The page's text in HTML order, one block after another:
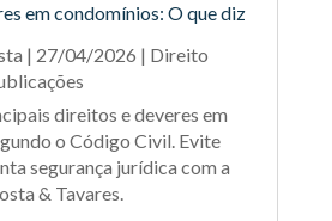
em condomínios: O que diz
| 27/04/2026 | Direito
direitos e deveres em
o Código Civil. Evite
segurança jurídica com a
& Tavares.